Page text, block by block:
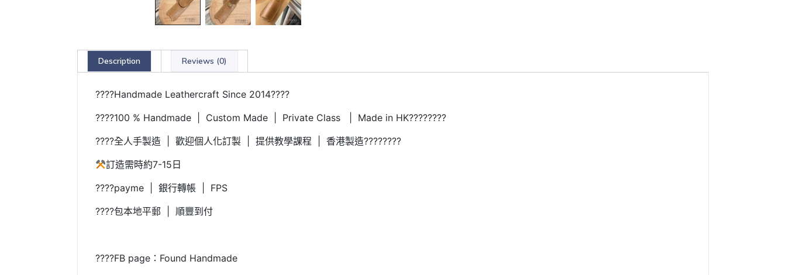
Description Reviews (0)
????Handmade Leathercraft Since 2014????
????100 % Handmade | Custom Made | Private Class | Made in HK????????
????全人手製造 | 歡迎個人化訂製 | 提供教學課程 | 香港製造????????
訂造需時約7-15日
????payme | 銀行轉帳 | FPS
????包本地平郵 | 順豐到付
????FB page：Found Handmade